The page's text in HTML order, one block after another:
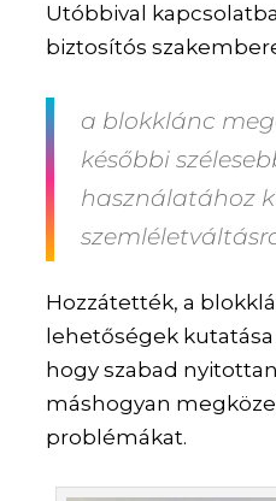
Utóbbival
biztosítós
a blokklánc
későbbi
használatához
Hozzátették, a
lehetőségek kutatása
hogy szabad
máshogyan
problémákat.